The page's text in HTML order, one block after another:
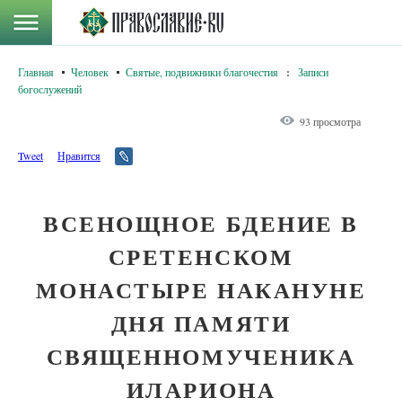
Главная Человек Святые, подвижники благочестия :
Записи
богослужений
93 просмотра
Tweet Нравится
ВСЕНОЩНОЕ БДЕНИЕ В
СРЕТЕНСКОМ
МОНАСТЫРЕ НАКАНУНЕ
ДНЯ ПАМЯТИ
СВЯЩЕННОМУЧЕНИКА
ИЛАРИОНА